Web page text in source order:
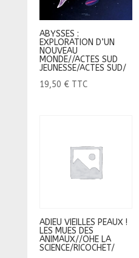
ABYSSES :
EXPLORATION D’UN
NOUVEAU
MONDE//ACTES SUD
JEUNESSE/ACTES SUD/
19,50 € TTC
ADIEU VIEILLES PEAUX !
LES MUES DES
ANIMAUX//OHE LA
SCIENCE/RICOCHET/